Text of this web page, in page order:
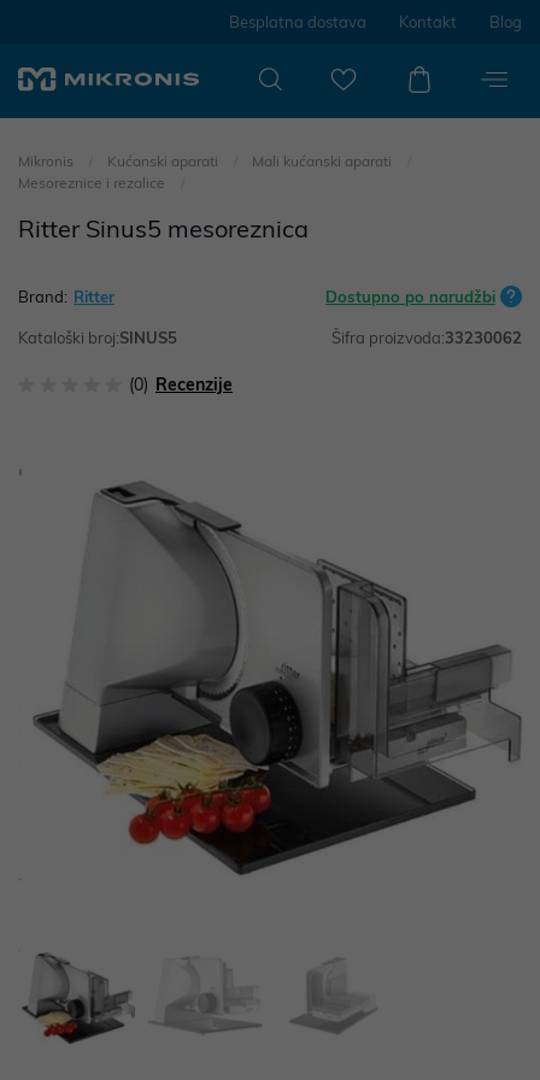
Besplatna dostava Kontakt Blog
Mikronis Kućanski aparati
Mali kućanski aparati
Mesoreznice i rezalice
Ritter Sinus5 mesoreznica
Brand: Ritter Dostupno po narudžbi
Kataloški broj:SINUS5 Šifra proizvoda:33230062
(0) Recenzije